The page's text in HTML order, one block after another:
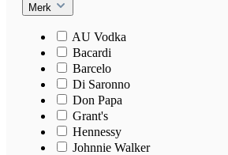
Merk
AU Vodka
Bacardi
Barcelo
Di Saronno
Don Papa
Grant's
Hennessy
Johnnie Walker